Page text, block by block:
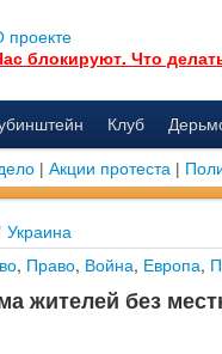
проекте
блокируют. Что
Клуб
| Акции протеста |
Украина
, Право, Война, Европа,
жителей без